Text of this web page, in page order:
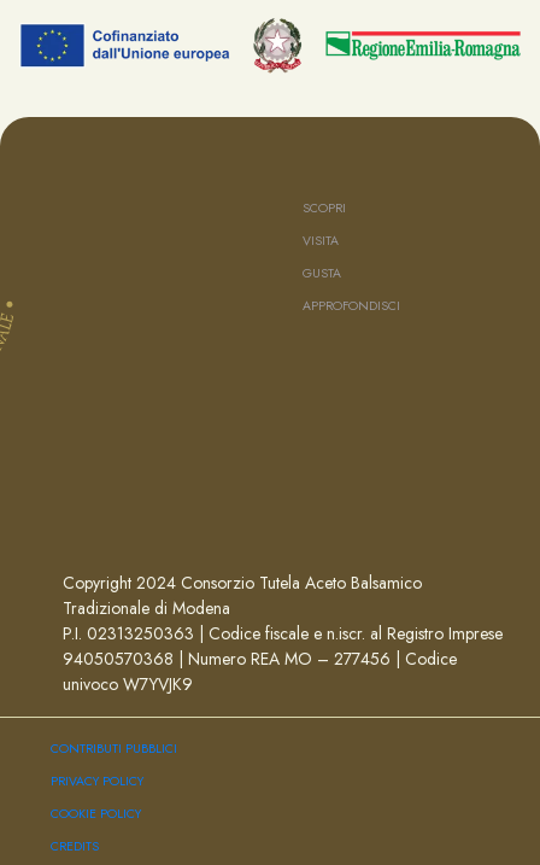
SCOPRI
VISITA
GUSTA
APPROFONDISCI
Copyright 2024 Consorzio Tutela Aceto Balsamico
Tradizionale di Modena
P.I. 02313250363 | Codice fiscale e n.iscr. al Registro Imprese
94050570368 | Numero REA MO – 277456 | Codice
univoco W7YVJK9
CONTRIBUTI PUBBLICI
PRIVACY POLICY
COOKIE POLICY
CREDITS